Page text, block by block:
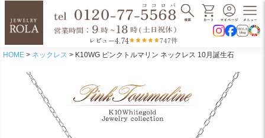
レビュー4.74 747件
HOME ネックレス K10WG ピンクトルマリン ネックレス 10月誕生石